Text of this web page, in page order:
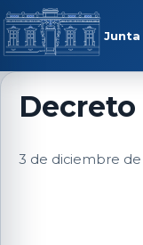
Saltar al contenido
Junta
menú
Decreto
3 de diciembre de